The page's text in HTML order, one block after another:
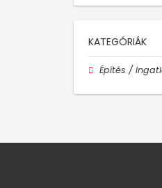
KATEGÓRIÁK
Építés /